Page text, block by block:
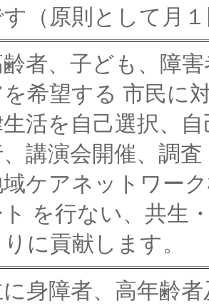
（原則として月
者、子ども、障
を希望する 市民に
活を自己選択、
講演会開催、調
ケアネットワー
ト を行ない、共生
りに貢献します。
身障者、高年齢